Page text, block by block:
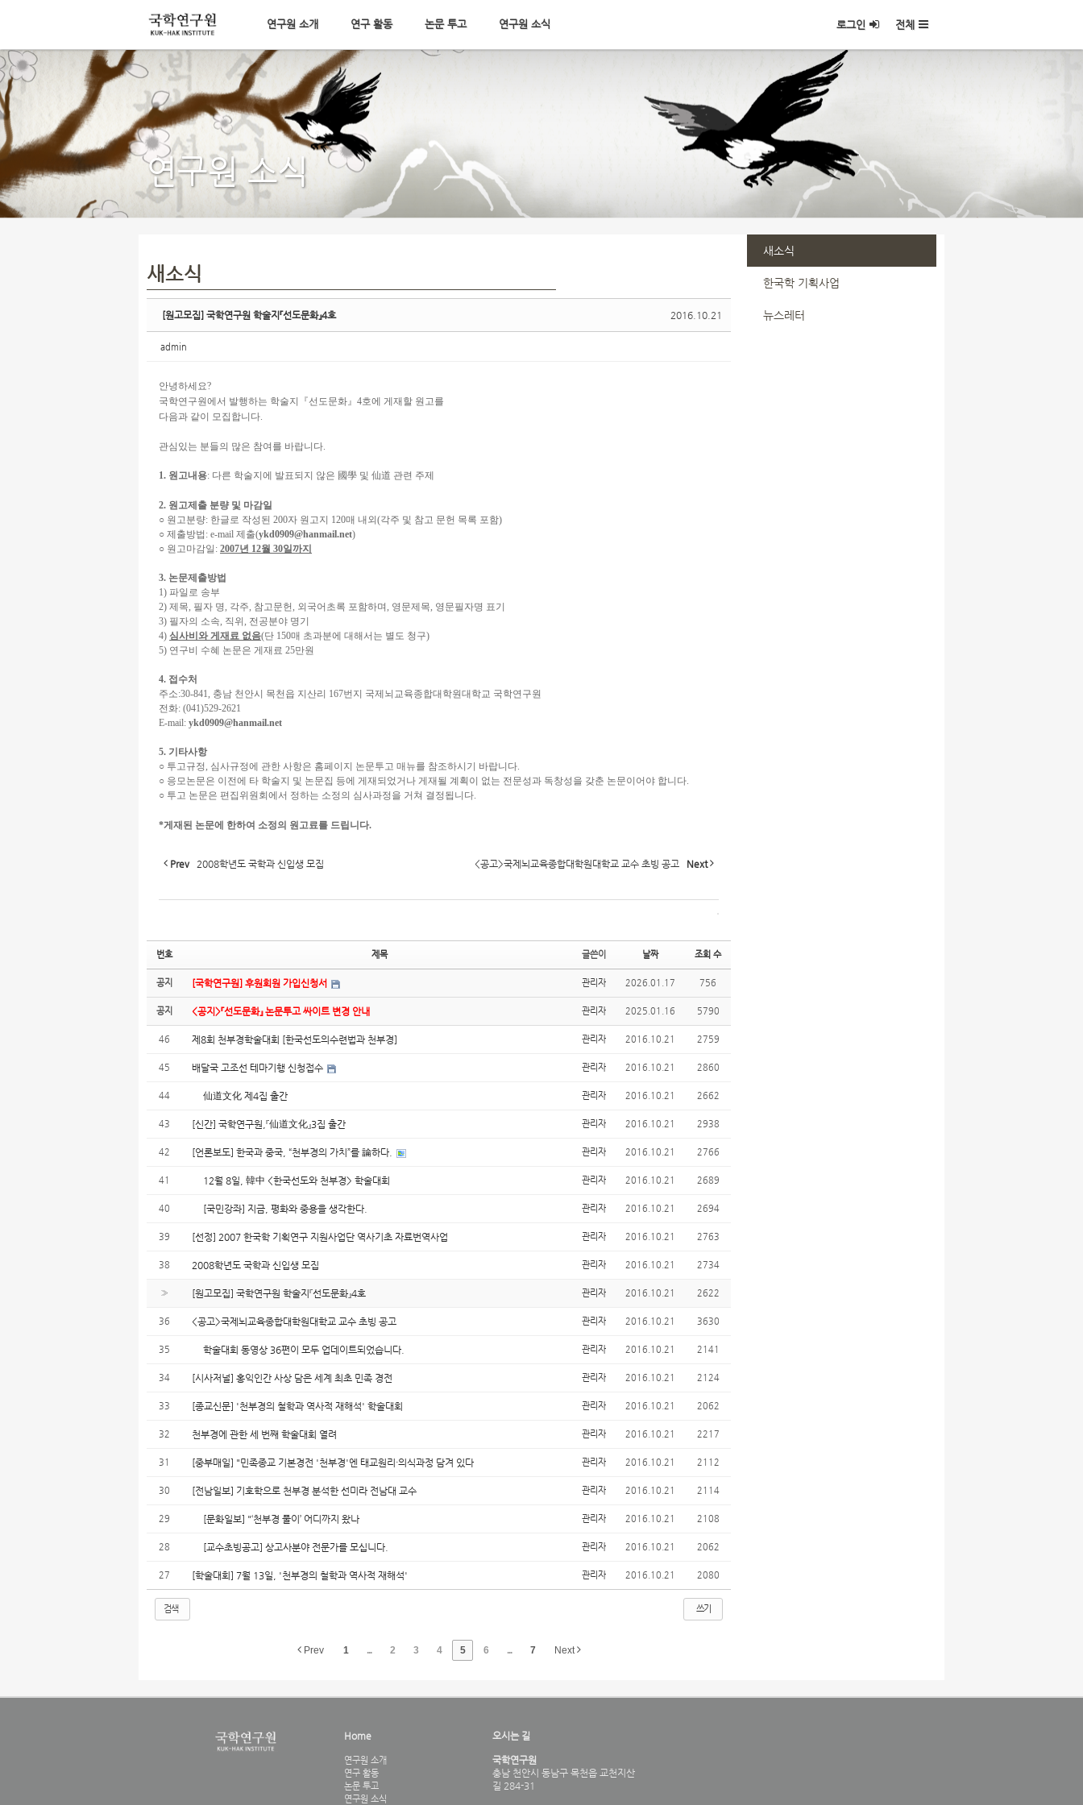
메뉴 건너뛰기
연구원 소개 연구 활동 논문 투고 연구원 소식 로그인 전체
연구원 소식
새소식
한국학 기획사업
뉴스레터
새소식
2016.10.21
[원고모집] 국학연구원 학술지『선도문화』4호
admin
안녕하세요?
국학연구원에서 발행하는 학술지『선도문화』4호에 게재할 원고를
다음과 같이 모집합니다.
관심있는 분들의 많은 참여를 바랍니다.
1. 원고내용: 다른 학술지에 발표되지 않은 國學 및 仙道 관련 주제
2. 원고제출 분량 및 마감일
○ 원고분량: 한글로 작성된 200자 원고지 120매 내외(각주 및 참고 문헌 목록 포함)
○ 제출방법: e-mail 제출(ykd0909@hanmail.net)
○ 원고마감일: 2007년 12월 30일까지
3. 논문제출방법
1) 파일로 송부
2) 제목, 필자 명, 각주, 참고문헌, 외국어초록 포함하며, 영문제목, 영문필자명 표기
3) 필자의 소속, 직위, 전공분야 명기
4) 심사비와 게재료 없음(단 150매 초과분에 대해서는 별도 청구)
5) 연구비 수혜 논문은 게재료 25만원
4. 접수처
주소:30-841, 충남 천안시 목천읍 지산리 167번지 국제뇌교육종합대학원대학교 국학연구원
전화: (041)529-2621
E-mail: ykd0909@hanmail.net
5. 기타사항
○ 투고규정, 심사규정에 관한 사항은 홈페이지 논문투고 매뉴를 참조하시기 바랍니다.
○ 응모논문은 이전에 타 학술지 및 논문집 등에 게재되었거나 게재될 계획이 없는 전문성과 독창성을 갖춘 논문이어야 합니다.
○ 투고 논문은 편집위원회에서 정하는 소정의 심사과정을 거쳐 결정됩니다.
*게재된 논문에 한하여 소정의 원고료를 드립니다.
Prev 2008학년도 국학과 신입생 모집 <공고>국제뇌교육종합대학원대학교 교수 초빙 공고 Next
번호 제목 글쓴이 날짜 조회 수
공지 [국학연구원] 후원회원 가입신청서 관리자 2026.01.17 756
공지 <공지>『선도문화』 논문투고 싸이트 변경 안내 관리자 2025.01.16 5790
46 제8회 천부경학술대회 [한국선도의수련법과 천부경] 관리자 2016.10.21 2759
45 배달국 고조선 테마기행 신청접수 관리자 2016.10.21 2860
44 仙道文化 제4집 출간 관리자 2016.10.21 2662
43 [신간] 국학연구원,『仙道文化』3집 출간 관리자 2016.10.21 2938
42 [언론보도] 한국과 중국, “천부경의 가치”를 論하다. 관리자 2016.10.21 2766
41 12월 8일, 韓中 <한국선도와 천부경> 학술대회 관리자 2016.10.21 2689
40 [국민강좌] 지금, 평화와 중용을 생각한다. 관리자 2016.10.21 2694
39 [선정] 2007 한국학 기획연구 지원사업단 역사기초 자료번역사업 관리자 2016.10.21 2763
38 2008학년도 국학과 신입생 모집 관리자 2016.10.21 2734
» [원고모집] 국학연구원 학술지『선도문화』4호 관리자 2016.10.21 2622
36 <공고>국제뇌교육종합대학원대학교 교수 초빙 공고 관리자 2016.10.21 3630
35 학술대회 동영상 36편이 모두 업데이트되었습니다. 관리자 2016.10.21 2141
34 [시사저널] 홍익인간 사상 담은 세계 최초 민족 경전 관리자 2016.10.21 2124
33 [종교신문] '천부경의 철학과 역사적 재해석' 학술대회 관리자 2016.10.21 2062
32 천부경에 관한 세 번째 학술대회 열려 관리자 2016.10.21 2217
31 [중부매일] "민족종교 기본경전 '천부경'엔 태교원리·의식과정 담겨 있다 관리자 2016.10.21 2112
30 [전남일보] 기호학으로 천부경 분석한 선미라 전남대 교수 관리자 2016.10.21 2114
29 [문화일보] "‘천부경 풀이’ 어디까지 왔나 관리자 2016.10.21 2108
28 [교수초빙공고] 상고사분야 전문가를 모십니다. 관리자 2016.10.21 2062
27 [학술대회] 7월 13일, '천부경의 철학과 역사적 재해석' 관리자 2016.10.21 2080
검색 쓰기
Prev 1 ... 2 3 4 5 6 ... 7 Next
Home
연구원 소개
연구 활동
논문 투고
연구원 소식
오시는 길
국학연구원
충남 천안시 동남구 목천읍 교천지산
길 284-31
Sketchbook5, 스케치북5
Sketchbook5, 스케치북5